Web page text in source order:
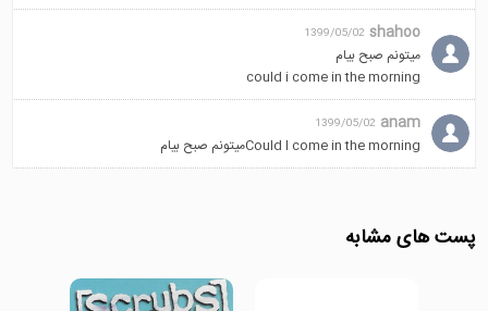
shahoo
1399/05/02
میتونم صبح بیام
could i come in the morning
anam
1399/05/02
Could I come in the morningمیتونم صبح بیام
پست های مشابه